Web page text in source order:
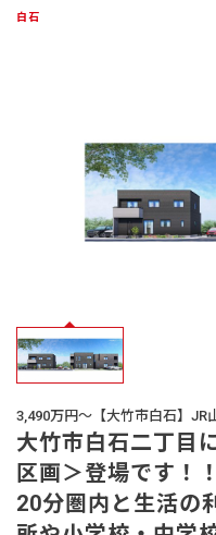
生活サービス・その他
IR情報
白石
3,490万円～【大竹市白石】
大竹市白石二丁目
区画＞登場です！
20分圏内と生活の